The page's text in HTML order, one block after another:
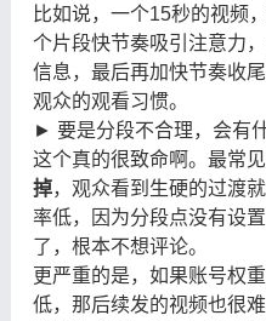
比如说，一个15秒的视频
个片段快节奏吸引注意力
信息，最后再加快节奏收
观众的观看习惯。
► 要是分段不合理，会有
这个真的很致命啊。最常
掉，观众看到生硬的过渡
率低，因为分段点没有设
了，根本不想评论。
更严重的是，如果账号权
低，那后续发的视频也很